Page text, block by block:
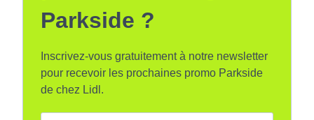
Parkside ?
Inscrivez-vous gratuitement à notre newsletter
pour recevoir les prochaines promo Parkside
de chez Lidl.